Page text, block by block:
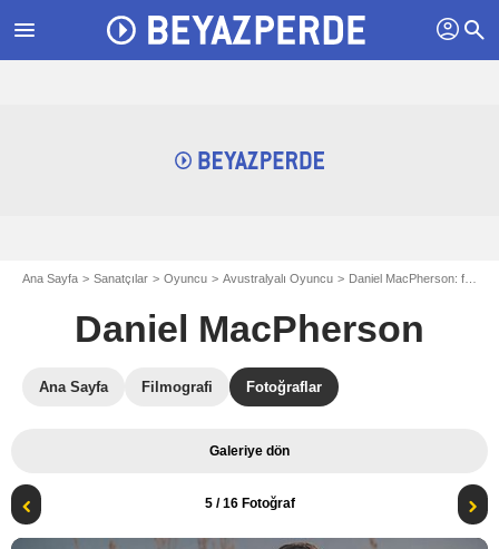
menu profil search
Ana Sayfa Sanatçılar Oyuncu Avustralyalı Oyuncu Daniel MacPherson: fotograflar
Daniel MacPherson
Ana Sayfa Filmografi Fotoğraflar
Galeriye dön
5/ 16 Fotoğraf